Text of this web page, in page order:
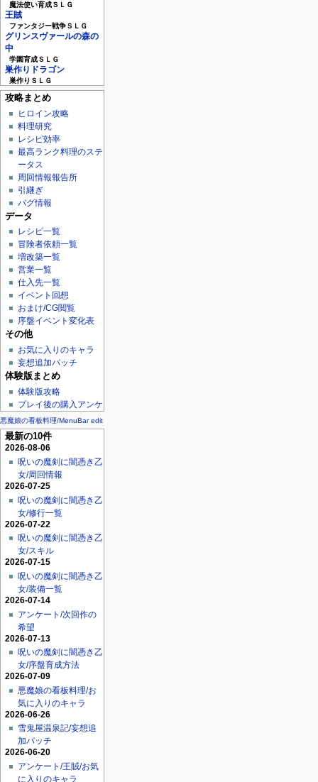
魔法使い育成ＳＬＧ
王賊
ファンタジー戦争ＳＬＧ
グリンスヴァールの森の
中
学園育成ＳＬＧ
巣作りドラゴン
巣作りＳＬＧ
攻略まとめ
ヒロイン攻略
料理研究
レシピ効率
最高ランク料理のステ
ータス
周回情報報告所
引継ぎ
バグ情報
データ
レシピ一覧
冒険者依頼一覧
増改築一覧
営業一覧
仕入先一覧
イベント回想
おまけ/CG閲覧
序盤イベント変化表
その他
お気に入りのキャラ
妄想追加パッチ
体験版まとめ
体験版攻略
プレイ後の購入アンケ
悪魔娘の看板料理/MenuBar edit
最新の10件
2026-08-06
呪いの魔剣に闇憑き乙
女/周回情報
2026-07-25
呪いの魔剣に闇憑き乙
女/修行一覧
2026-07-22
呪いの魔剣に闇憑き乙
女/スキル
2026-07-15
呪いの魔剣に闇憑き乙
女/装備一覧
2026-07-14
アンケート/次回作の
希望
2026-07-13
呪いの魔剣に闇憑き乙
女/序盤育成方法
2026-07-09
悪魔娘の看板料理/お
気に入りのキャラ
2026-06-26
雪鬼屋温泉記/妄想追
加パッチ
2026-06-20
アンケート/王賊/お気
に入りのキャラ